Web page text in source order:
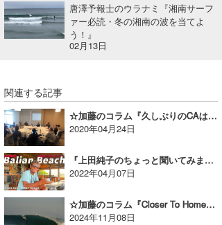
唐澤予報士のウラナミ『湘南サーフ
ァー必読・冬の湘南の波を当てよ
う！』
02月13日
関連する記事
☆加藤のコラム『久しぶりのCAは刺激的!? Vol.3』
2020年04月24日
『上田純子のちょっと聞いてみました！ Vol.4 キナ』
2022年04月07日
☆加藤のコラム『Closer To Home(I’m Your Captain) Vol.2』
2024年11月08日